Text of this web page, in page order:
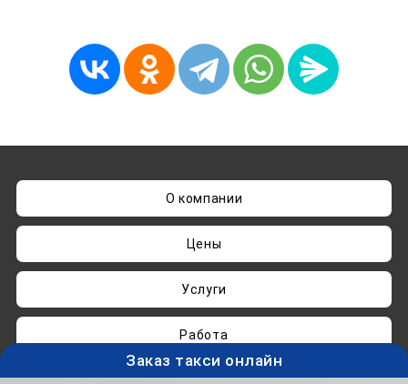
О компании
Цены
Услуги
Работа
Заказ такси онлайн